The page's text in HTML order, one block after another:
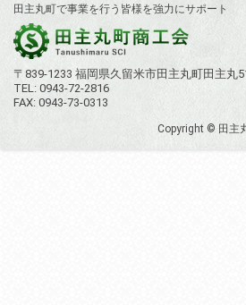
ゲ
ー
ョ
田主丸町で事業を行う皆様を強力にサポート
〒839-1233 福岡県久留米市田主丸町田主丸
TEL: 0943-72-2816
FAX: 0943-73-0313
Copyright © 田主